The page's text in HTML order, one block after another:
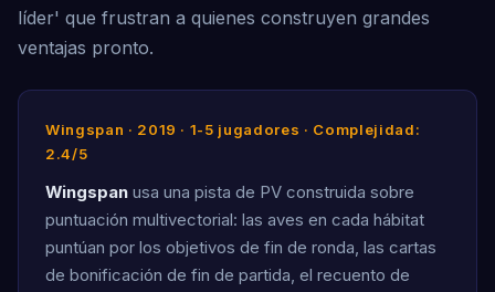
líder' que frustran a quienes construyen grandes
ventajas pronto.
Wingspan · 2019 · 1-5 jugadores · Complejidad:
2.4/5
Wingspan usa una pista de PV construida sobre
puntuación multivectorial: las aves en cada hábitat
puntúan por los objetivos de fin de ronda, las cartas
de bonificación de fin de partida, el recuento de